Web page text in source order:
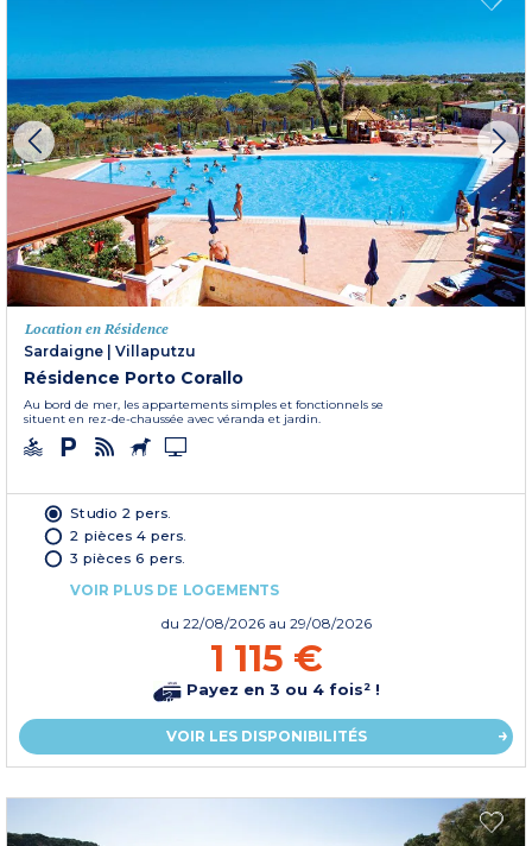
Location en Résidence
Sardaigne | Villaputzu
Résidence Porto Corallo
Au bord de mer, les appartements simples et fonctionnels se
situent en rez-de-chaussée avec véranda et jardin.
Studio 2 pers.
2 pièces 4 pers.
3 pièces 6 pers.
VOIR PLUS DE LOGEMENTS
du 22/08/2026 au 29/08/2026
1 115 €
Payez en 3 ou 4 fois² !
VOIR LES DISPONIBILITÉS